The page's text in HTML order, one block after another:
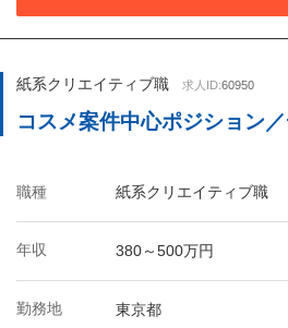
紙系クリエイティブ職 求人ID:60950
コスメ案件中心ポジション
職種 紙系クリエイティブ職
年収 380～500万円
勤務地 東京都